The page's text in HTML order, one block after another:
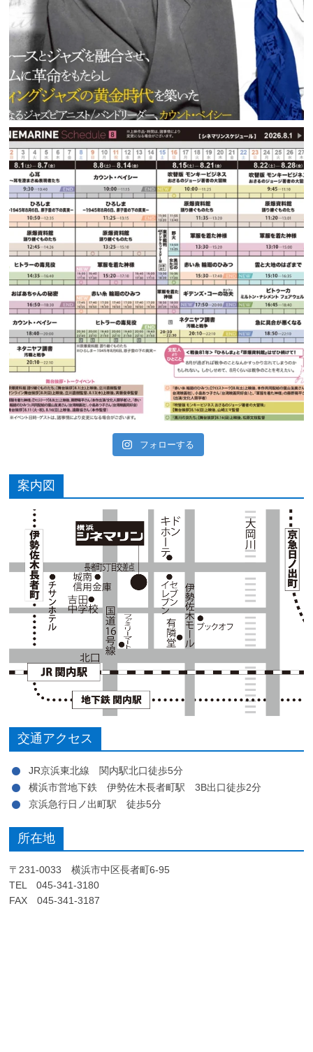
フォローする
案内図
交通アクセス
JR京浜東北線 関内駅北口徒歩5分
横浜市営地下鉄 伊勢佐木長者町駅 3B出口徒歩2分
京浜急行日ノ出町駅 徒歩5分
所在地
〒231-0033 横浜市中区長者町6-95
TEL 045-341-3180
FAX 045-341-3187